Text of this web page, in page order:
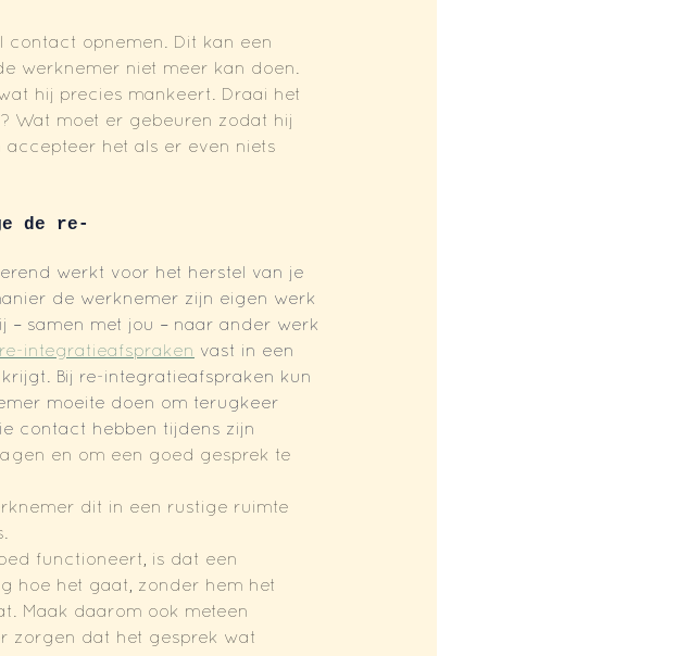
contact opnemen. Dit kan een
werknemer niet meer kan doen.
hij precies mankeert. Draai het
Wat moet er gebeuren zodat hij
accepteer het als er even niets
de re-
werkt voor het herstel van je
de werknemer zijn eigen werk
– samen met jou – naar ander werk
re-integratieafspraken vast in een
Bij re-integratieafspraken kun
moeite doen om terugkeer
contact hebben tijdens zijn
en om een goed gesprek te
dit in een rustige ruimte
functioneert, is dat een
hoe het gaat, zonder hem het
Maak daarom ook meteen
zorgen dat het gesprek wat